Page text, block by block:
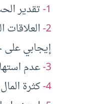
1- تقدير
2-
إيجابي
3- عدم
4- كثرة